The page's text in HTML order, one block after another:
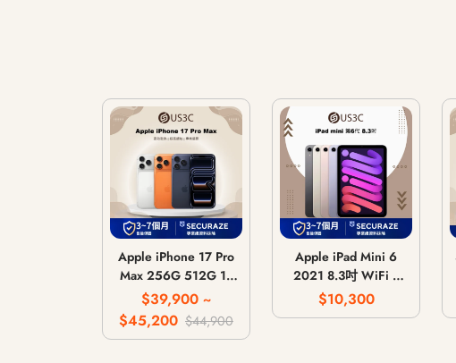
Apple iPhone 17 Pro
Max 256G 512G 1T
2T
$39,900 ~
$45,200 $44,900
Apple iPad Mini 6
2021 8.3吋 WiFi /
LTE 行動網路 / 64G
256G
$10,300